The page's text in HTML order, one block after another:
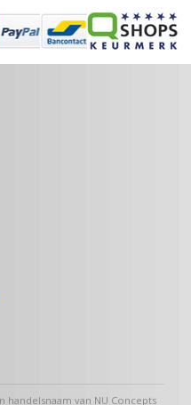
handelsnaam van NU Concepts